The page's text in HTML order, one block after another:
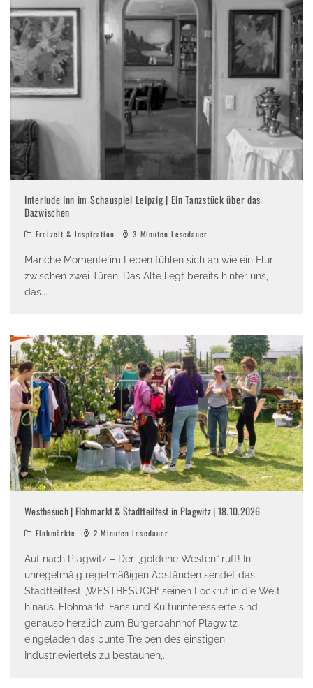
Interlude Inn im Schauspiel Leipzig | Ein Tanzstück über das
Dazwischen
Freizeit & Inspiration 3 Minuten Lesedauer
Manche Momente im Leben fühlen sich an wie ein Flur
zwischen zwei Türen. Das Alte liegt bereits hinter uns,
das...
Westbesuch | Flohmarkt & Stadtteilfest in Plagwitz | 18.10.2026
Flohmärkte 2 Minuten Lesedauer
Auf nach Plagwitz – Der „goldene Westen“ ruft! In
unregelmäig regelmäßigen Abständen sendet das
Stadtteilfest „WESTBESUCH“ seinen Lockruf in die Welt
hinaus. Flohmarkt-Fans und Kulturinteressierte sind
genauso herzlich zum Bürgerbahnhof Plagwitz
eingeladen das bunte Treiben des einstigen
Industrieviertels zu bestaunen, ...